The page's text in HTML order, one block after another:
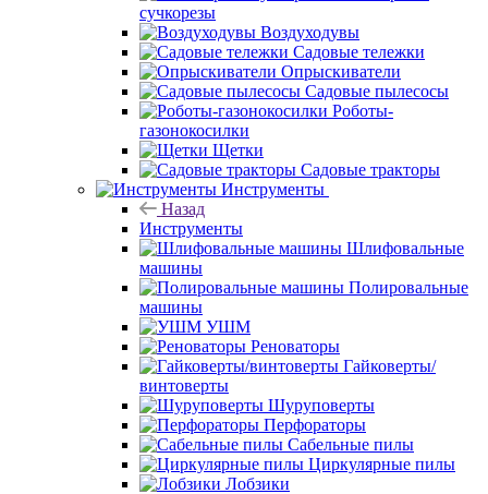
сучкорезы
Воздуходувы
Садовые тележки
Опрыскиватели
Садовые пылесосы
Роботы-
газонокосилки
Щетки
Садовые тракторы
Инструменты
Назад
Инструменты
Шлифовальные
машины
Полировальные
машины
УШМ
Реноваторы
Гайковерты/
винтоверты
Шуруповерты
Перфораторы
Сабельные пилы
Циркулярные пилы
Лобзики